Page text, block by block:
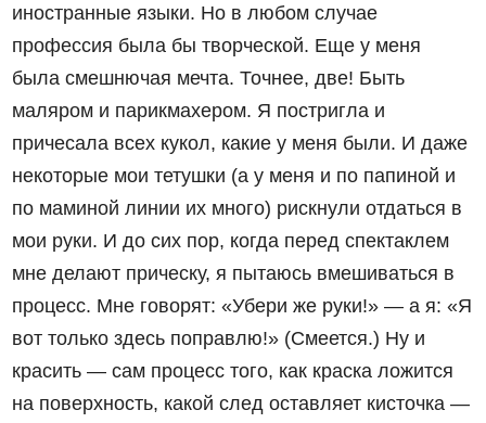
иностранные языки. Но в любом случае
профессия была бы творческой. Еще у меня
была смешнючая мечта. Точнее, две! Быть
маляром и парикмахером. Я постригла и
причесала всех кукол, какие у меня были. И даже
некоторые мои тетушки (а у меня и по папиной и
по маминой линии их много) рискнули отдаться в
мои руки. И до сих пор, когда перед спектаклем
мне делают прическу, я пытаюсь вмешиваться в
процесс. Мне говорят: «Убери же руки!» — а я: «Я
вот только здесь поправлю!» (Смеется.) Ну и
красить — сам процесс того, как краска ложится
на поверхность, какой след оставляет кисточка —